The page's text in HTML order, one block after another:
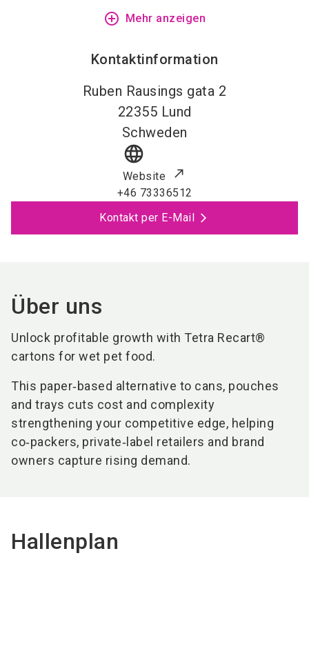
add_circle_outline Mehr anzeigen
Kontaktinformation
Ruben Rausings gata 2
22355 Lund
Schweden
language
Website
+46 73336512
Kontakt per E-Mail
Über uns
Unlock profitable growth with Tetra Recart®
cartons for wet pet food.
This paper‑based alternative to cans, pouches
and trays cuts cost and complexity
strengthening your competitive edge, helping
co‑packers, private‑label retailers and brand
owners capture rising demand.
Hallenplan